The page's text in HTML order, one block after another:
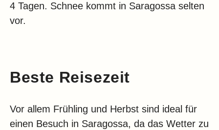
4 Tagen. Schnee kommt in Saragossa selten
vor.
Beste Reisezeit
Vor allem Frühling und Herbst sind ideal für
einen Besuch in Saragossa, da das Wetter zu